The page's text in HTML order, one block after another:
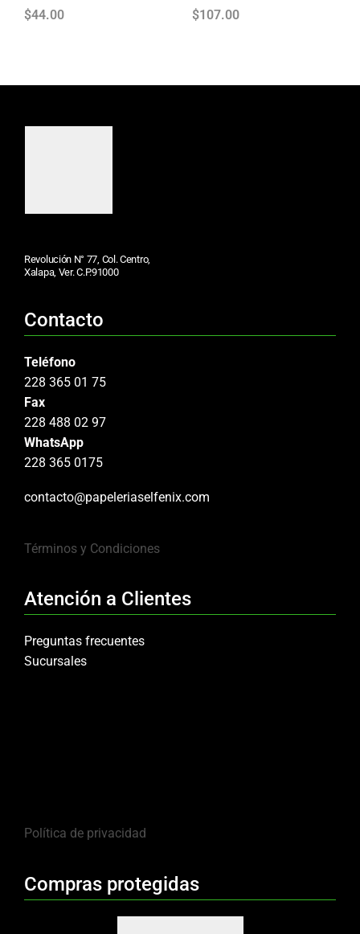
$44.00 $107.00
Revolución N° 77, Col. Centro,
Xalapa, Ver. C.P.91000
Contacto
Teléfono
228 365 01 75
Fax
228 488 02 97
WhatsApp
228 365 0175
contacto@papeleriaselfenix.com
Términos y Condiciones
Atención a Clientes
Preguntas frecuentes
Sucursales
Política de privacidad
Compras protegidas